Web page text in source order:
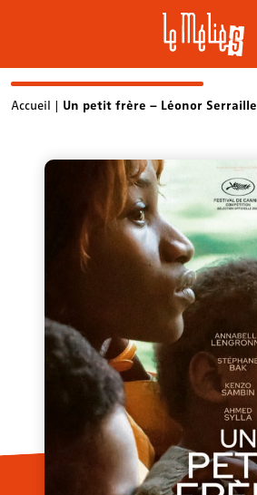
SkipAccueil | Un petit frère – Léonor Serraille